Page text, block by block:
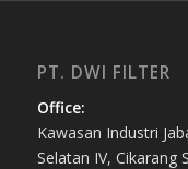
PT. DWI FILTER
Office:
Kawasan Industri
Selatan IV, Cikarang